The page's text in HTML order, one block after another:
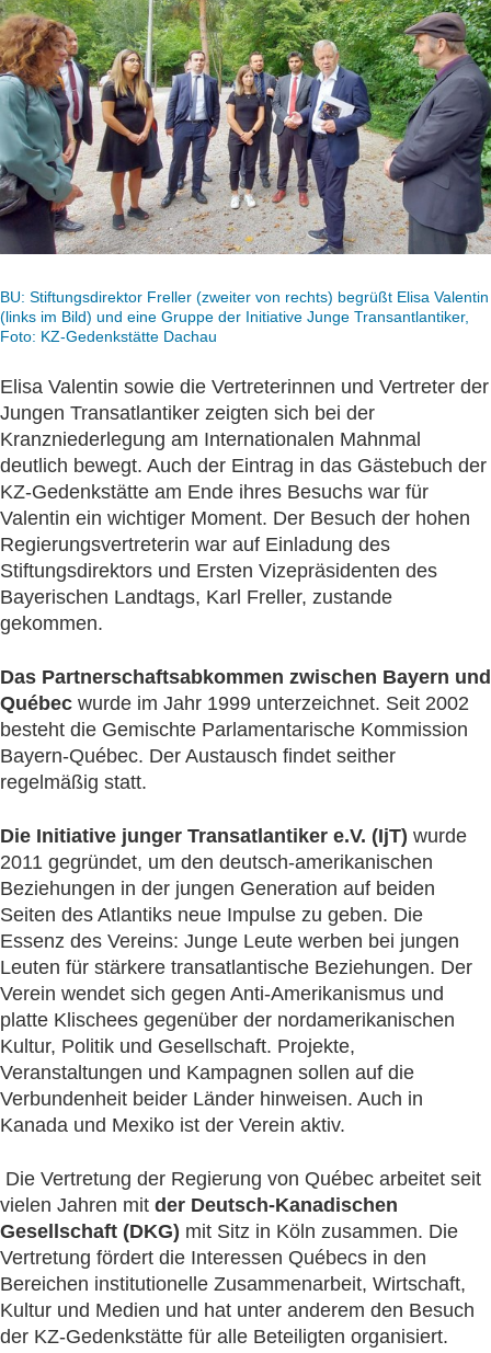
BU: Stiftungsdirektor Freller (zweiter von rechts) begrüßt Elisa Valentin
(links im Bild) und eine Gruppe der Initiative Junge Transantlantiker,
Foto: KZ-Gedenkstätte Dachau
Elisa Valentin sowie die Vertreterinnen und Vertreter der
Jungen Transatlantiker zeigten sich bei der
Kranzniederlegung am Internationalen Mahnmal
deutlich bewegt. Auch der Eintrag in das Gästebuch der
KZ-Gedenkstätte am Ende ihres Besuchs war für
Valentin ein wichtiger Moment. Der Besuch der hohen
Regierungsvertreterin war auf Einladung des
Stiftungsdirektors und Ersten Vizepräsidenten des
Bayerischen Landtags, Karl Freller, zustande
gekommen.
Das Partnerschaftsabkommen zwischen Bayern und
Québec wurde im Jahr 1999 unterzeichnet. Seit 2002
besteht die Gemischte Parlamentarische Kommission
Bayern-Québec. Der Austausch findet seither
regelmäßig statt.
Die Initiative junger Transatlantiker e.V. (IjT) wurde
2011 gegründet, um den deutsch-amerikanischen
Beziehungen in der jungen Generation auf beiden
Seiten des Atlantiks neue Impulse zu geben. Die
Essenz des Vereins: Junge Leute werben bei jungen
Leuten für stärkere transatlantische Beziehungen. Der
Verein wendet sich gegen Anti-Amerikanismus und
platte Klischees gegenüber der nordamerikanischen
Kultur, Politik und Gesellschaft. Projekte,
Veranstaltungen und Kampagnen sollen auf die
Verbundenheit beider Länder hinweisen. Auch in
Kanada und Mexiko ist der Verein aktiv.
Die Vertretung der Regierung von Québec arbeitet seit
vielen Jahren mit der Deutsch-Kanadischen
Gesellschaft (DKG) mit Sitz in Köln zusammen. Die
Vertretung fördert die Interessen Québecs in den
Bereichen institutionelle Zusammenarbeit, Wirtschaft,
Kultur und Medien und hat unter anderem den Besuch
der KZ-Gedenkstätte für alle Beteiligten organisiert.